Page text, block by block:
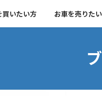
買いたい方 お車を売りた